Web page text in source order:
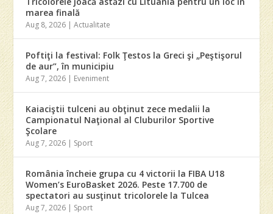
marea finală
Aug 8, 2026 |Actualitate
Poftiţi la festival: Folk Ţestos la Greci şi „Peştişorul
de aur”, în municipiu
Aug 7, 2026 | Eveniment
Kaiaciştii tulceni au obţinut zece medalii la
Campionatul Naţional al Cluburilor Sportive
Şcolare
Aug 7, 2026 | Sport
România încheie grupa cu 4 victorii la FIBA U18
Women’s EuroBasket 2026. Peste 17.700 de
spectatori au susţinut tricolorele la Tulcea
Aug 7, 2026 | Sport